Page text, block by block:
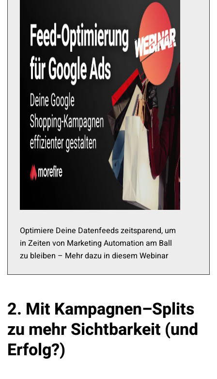
Optimiere Deine Datenfeeds zeitsparend, um
in Zeiten von Marketing Automation am Ball
zu bleiben – Mehr dazu in diesem Webinar
2. Mit Kampagnen–Splits
zu mehr Sichtbarkeit (und
Erfolg?)